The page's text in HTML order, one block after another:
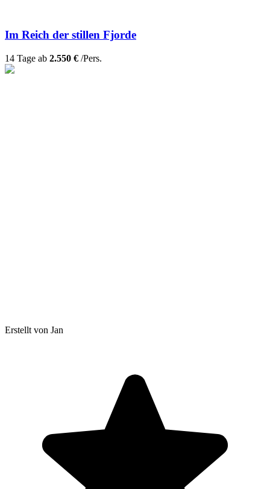
Im Reich der stillen Fjorde
14 Tage ab 2.550 € /Pers.
Erstellt von Jan